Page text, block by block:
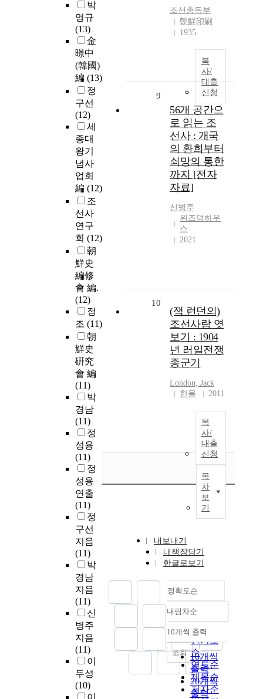
박
영규
(13)
金
暻中
(韓國)
編 (13)
정
구선
(12)
세
종대
왕기
념사
업회
編 (12)
조
선사
연구
회 (12)
朝
鮮史
編修
會 編.
(12)
정
조 (11)
朝
鮮史
硏究
會 編
(11)
박
경남
(11)
정
성용
(11)
정
성용
연출
(11)
정
구선
지음
(11)
박
경남
지음
(11)
신
병주
지음
(11)
이
두성
(10)
조선총독부
朝鮮印刷
1935
복
사/
대출
신청
9
56개 공간으
로 읽는 조
선사 : 개국
의 환희부터
쇠망의 통한
까지 [전자
자료]
신병주
위즈덤하우
스
2021
10
(잭 런던의)
조선사람 엿
보기 : 1904
년 러일전쟁
종군기
London, Jack
한울
2011
복
사/
대출
신청
목
차
보
기
내보내기
내책장담기
한글로보기
정확도순
정확도
순
인기도
순
연도순
제목순
저자순
내림차순
내림차순
10개씩 출력
10개씩
출력
20개씩
출력
조회